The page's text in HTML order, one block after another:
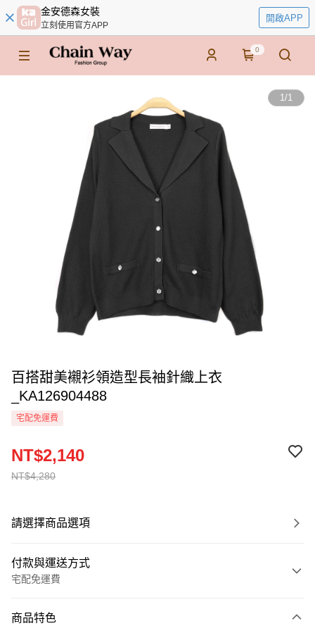
金安德森女裝
立刻使用官方APP
開啟APP
0
1/1
百搭甜美襯衫領造型長袖針織上衣
_KA126904488
宅配免運費
NT$4,280
NT$2,140
請選擇商品選項
付款與運送方式
宅配免運費
信用卡一次付款
商品特色